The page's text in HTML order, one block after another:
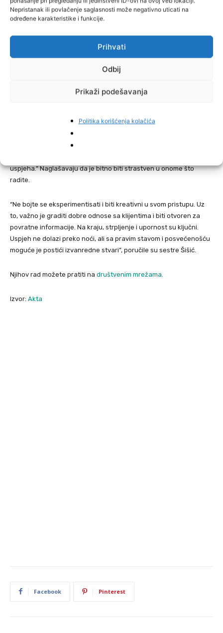
Nepristanak ili povlačenje saglasnosti može negativno uticati na
određene karakteristike i funkcije.
Prihvati
Odbij
Prikaži podešavanja
Politika korišćenja kolačića
proizvode prema željama kupaca dodatno nas čini atraktivnim za
širok spektar klijenata”, istakle su.
Ajla i Belma su zadovoljne svojim poslovanjem i stanjem na tržištu.
Ističu da tržište umjetničkih i ručno izrađenih proizvoda pokazuje
“Posebno nas veseli sve veća svijest ljudi o vrijednostima
unikatnih, ručno izrađenih predmeta. Izazovi postoje, ali
pozitivne reakcije naših kupaca čine naš trud vrijednim”, naglasile
uspjeha.” Naglašavaju da je bitno biti strastven u onome što
radite.
“Ne bojte se eksperimentisati i biti kreativni u svom pristupu. Uz
to, važno je graditi dobre odnose sa klijentima i biti otvoren za
povratne informacije. Na kraju, strpljenje i upornost su ključni.
Uspjeh ne dolazi preko noći, ali sa pravim stavom i posvećenošću
moguće je postići izvanredne stvari”, poručile su sestre Šišić.
Njihov rad možete pratiti na društvenim mrežama.
Izvor: Akta
Facebook Pinterest